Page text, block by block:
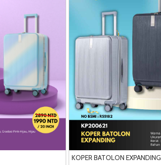
KOPER BATOLON EXPANDING